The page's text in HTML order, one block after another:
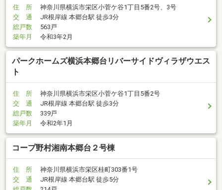
住 所
神奈川県横浜市栄区小菅ケ谷1丁目5番2号、3号
交 通
JR根岸線 本郷台駅 徒歩3分
総戸数
563戸
築年月
令和3年2月
パークホームズ横浜本郷台リバーサイドヴィラザウエス
ト
住 所
神奈川県横浜市栄区小菅ケ谷1丁目5番2号
交 通
JR根岸線 本郷台駅 徒歩3分
総戸数
339戸
築年月
令和2年1月
コープ野村湘南本郷台２号棟
住 所
神奈川県横浜市栄区桂町303番1号
交 通
JR根岸線 本郷台駅 徒歩5分